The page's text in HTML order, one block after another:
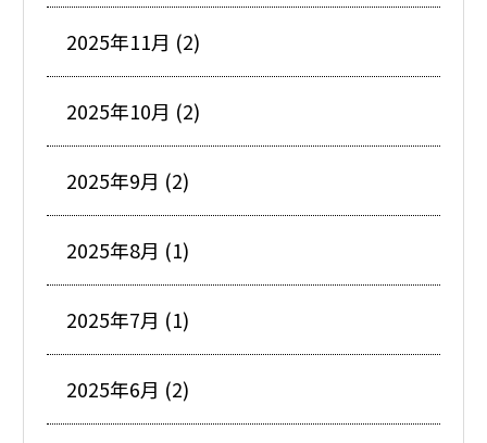
2025年11月 (2)
2025年10月 (2)
2025年9月 (2)
2025年8月 (1)
2025年7月 (1)
2025年6月 (2)